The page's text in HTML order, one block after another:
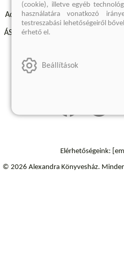
Adatvédelmi szabályzatok
ÁSZF - Vásárlási feltételek
Szállítási információk
Elérhetőségeink:
© 2026 Alexandra Könyvesház.
(cookie), illetve egyéb
használatára vonatkozó
testreszabási lehetőségeiről
érhető el.
Beállítások